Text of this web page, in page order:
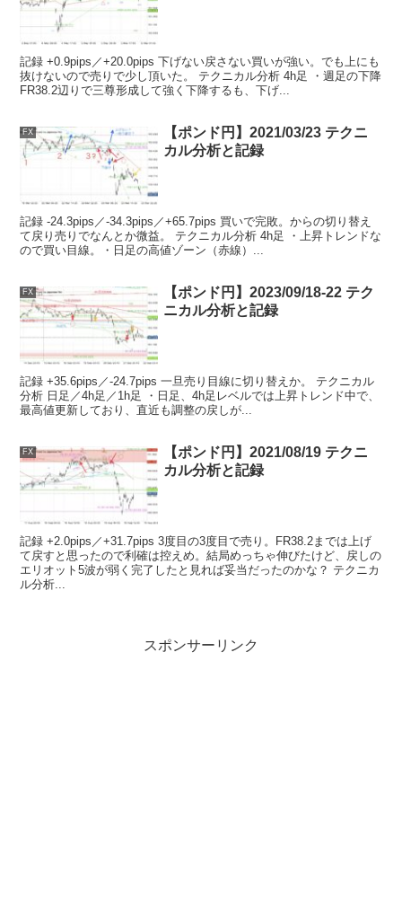
記録 +0.9pips／+20.0pips 下げない戻さない買いが強い。でも上にも
抜けないので売りで少し頂いた。 テクニカル分析 4h足 ・週足の下降
FR38.2辺りで三尊形成して強く下降するも、下げ...
FX
【ポンド円】2021/03/23 テクニ
カル分析と記録
記録 -24.3pips／-34.3pips／+65.7pips 買いで完敗。からの切り替え
て戻り売りでなんとか微益。 テクニカル分析 4h足 ・上昇トレンドな
ので買い目線。・日足の高値ゾーン（赤線）...
FX
【ポンド円】2023/09/18-22 テク
ニカル分析と記録
記録 +35.6pips／-24.7pips 一旦売り目線に切り替えか。 テクニカル
分析 日足／4h足／1h足 ・日足、4h足レベルでは上昇トレンド中で、
最高値更新しており、直近も調整の戻しが...
FX
【ポンド円】2021/08/19 テクニ
カル分析と記録
記録 +2.0pips／+31.7pips 3度目の3度目で売り。FR38.2までは上げ
て戻すと思ったので利確は控えめ。結局めっちゃ伸びたけど、戻しの
エリオット5波が弱く完了したと見れば妥当だったのかな？ テクニカ
ル分析...
スポンサーリンク